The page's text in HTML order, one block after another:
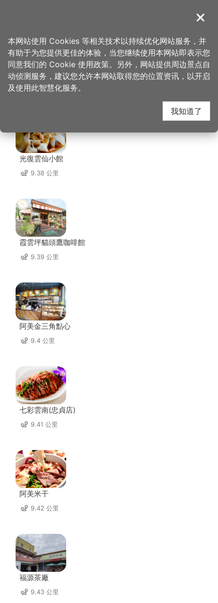
導覽
首页 > 想去的地方 > 美食、购物 > 传香客家餐馆
传香客家餐馆 周边店家
光復雲仙小館
9.38 公里
霞雲坪貓頭鷹咖啡館
9.39 公里
阿美金三角點心
9.4 公里
七彩雲南(忠貞店)
9.41 公里
阿美米干
9.42 公里
福源茶廠
9.43 公里
关闭
本网站使用 Cookies 等相关技术以持续优化网站服务，并
有助于为您提供更佳的体验，当您继续使用本网站即表示您
同意我们的 Cookie 使用政策。另外，网站提供周边景点自
动侦测服务，建议您允许本网站取得您的位置资讯，以开启
及使用此智慧化服务。
我知道了